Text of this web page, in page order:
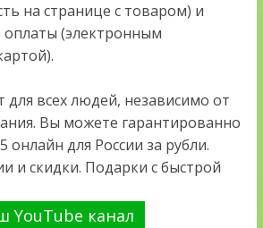
на странице с товаром) и
оплаты (электронным
для всех людей, независимо от
Вы можете гарантированно
онлайн для России за рубли.
и скидки. Подарки с быстрой
YouTube канал